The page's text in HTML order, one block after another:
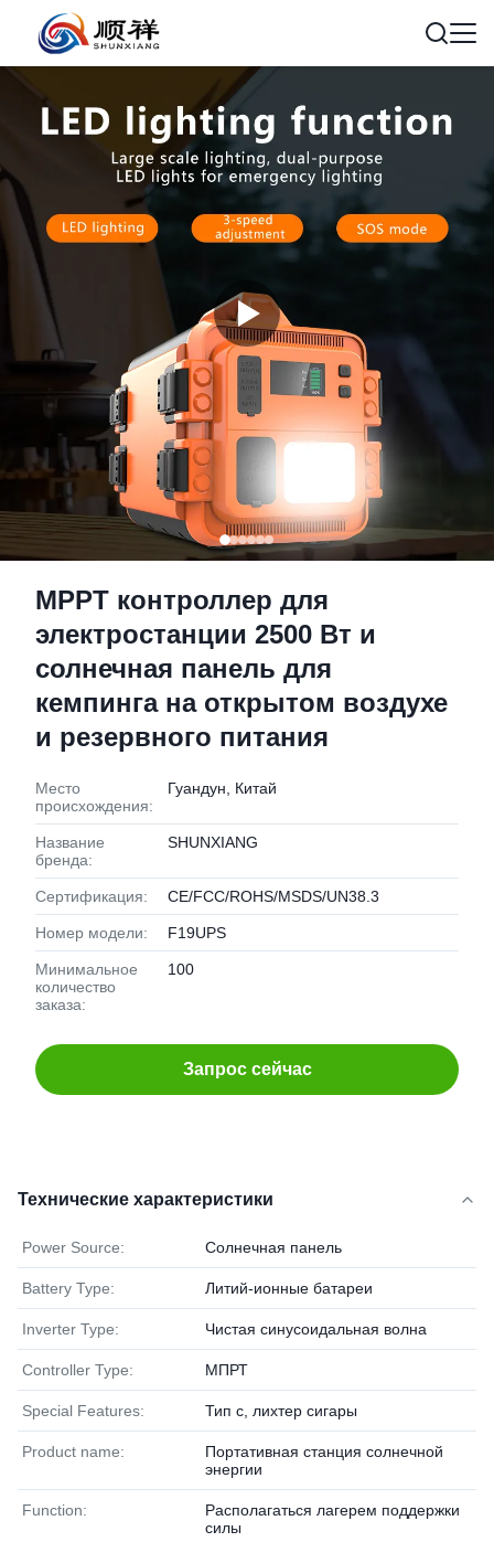
MPPT контроллер для
электростанции 2500 Вт и
солнечная панель для
кемпинга на открытом воздухе
и резервного питания
Место
происхождения:
Гуандун, Китай
Название
бренда:
SHUNXIANG
Сертификация: CE/FCC/ROHS/MSDS/UN38.3
Номер модели: F19UPS
Минимальное
количество
заказа:
100
Запрос сейчас
Технические характеристики
Power Source: Солнечная панель
Battery Type: Литий-ионные батареи
Inverter Type: Чистая синусоидальная волна
Controller Type: МПРТ
Special Features: Тип c, лихтер сигары
Product name:
Портативная станция солнечной
энергии
Function:
Располагаться лагерем поддержки
силы